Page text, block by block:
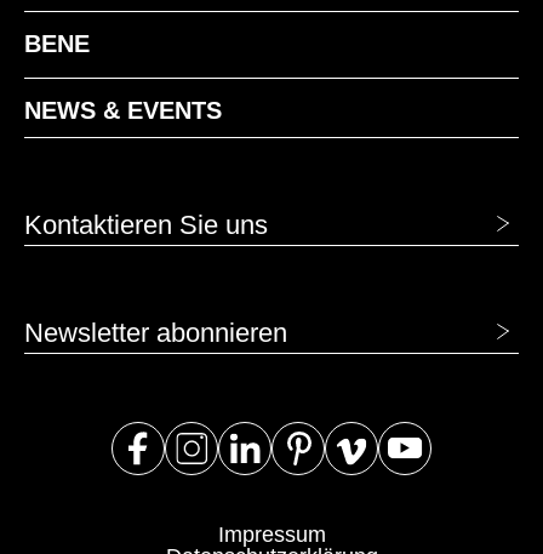
BENE
NEWS & EVENTS
Kontaktieren Sie uns
Newsletter abonnieren
Impressum